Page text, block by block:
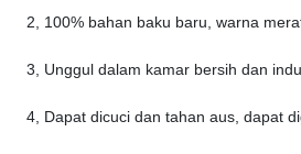
2, 100% bahan baku baru, warna
3, Unggul dalam kamar bersih dan
4, Dapat dicuci dan tahan aus, dapat